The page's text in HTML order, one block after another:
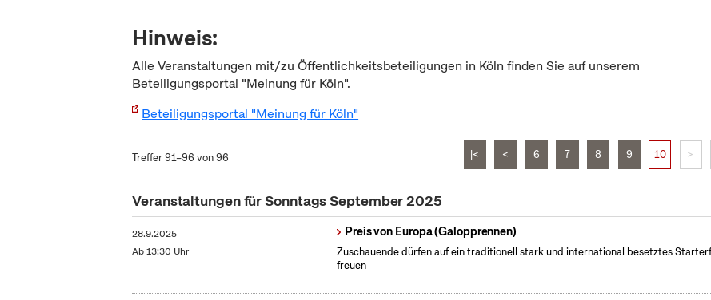
Hinweis:
Alle Veranstaltungen mit/zu Öffentlichkeitsbeteiligungen in Köln finden Sie auf unserem
Beteiligungsportal "Meinung für Köln".
Beteiligungsportal "Meinung für Köln"
Treffer 91–96 von 96 |< < 6 7 8 9 10 >
Veranstaltungen für Sonntags September 2025
28.9.2025
Ab 13:30 Uhr
Preis von Europa (Galopprennen)
Zuschauende dürfen auf ein traditionell stark und international besetztes
freuen